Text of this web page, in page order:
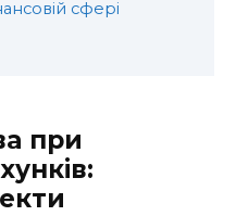
сфері
при